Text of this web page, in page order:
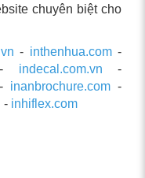
chuyên biệt cho
- inthenhua.com-
indecal.com.vn -
inanbrochure.com -
- inhiflex.com